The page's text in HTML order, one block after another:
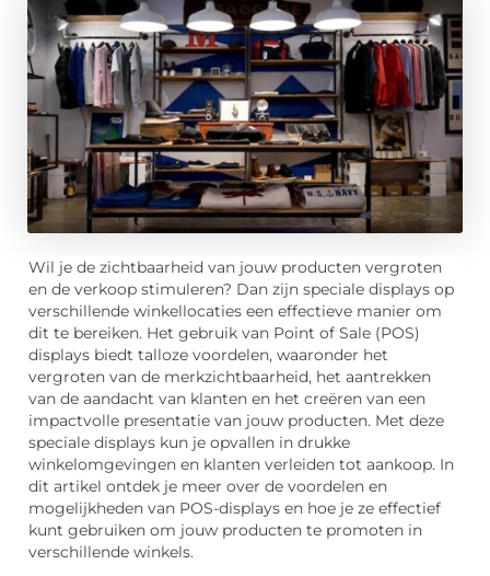
Wil je de zichtbaarheid van jouw producten vergroten
en de verkoop stimuleren? Dan zijn speciale displays op
verschillende winkellocaties een effectieve manier om
dit te bereiken. Het gebruik van Point of Sale (POS)
displays biedt talloze voordelen, waaronder het
vergroten van de merkzichtbaarheid, het aantrekken
van de aandacht van klanten en het creëren van een
impactvolle presentatie van jouw producten. Met deze
speciale displays kun je opvallen in drukke
winkelomgevingen en klanten verleiden tot aankoop. In
dit artikel ontdek je meer over de voordelen en
mogelijkheden van POS-displays en hoe je ze effectief
kunt gebruiken om jouw producten te promoten in
verschillende winkels.